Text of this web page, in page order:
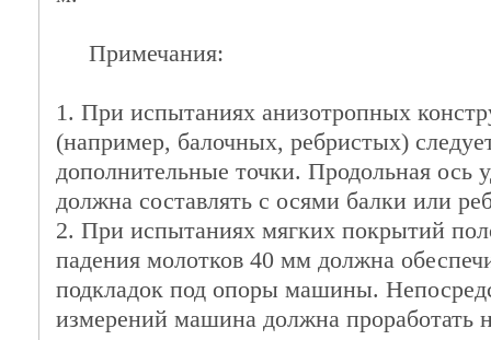
Примечания:
1. При испытаниях анизотропных
(например, балочных, ребристых)
дополнительные точки. Продольная ось
должна составлять с осями балки или
2. При испытаниях мягких покрытий
падения молотков 40 мм должна
подкладок под опоры машины.
измерений машина должна проработать